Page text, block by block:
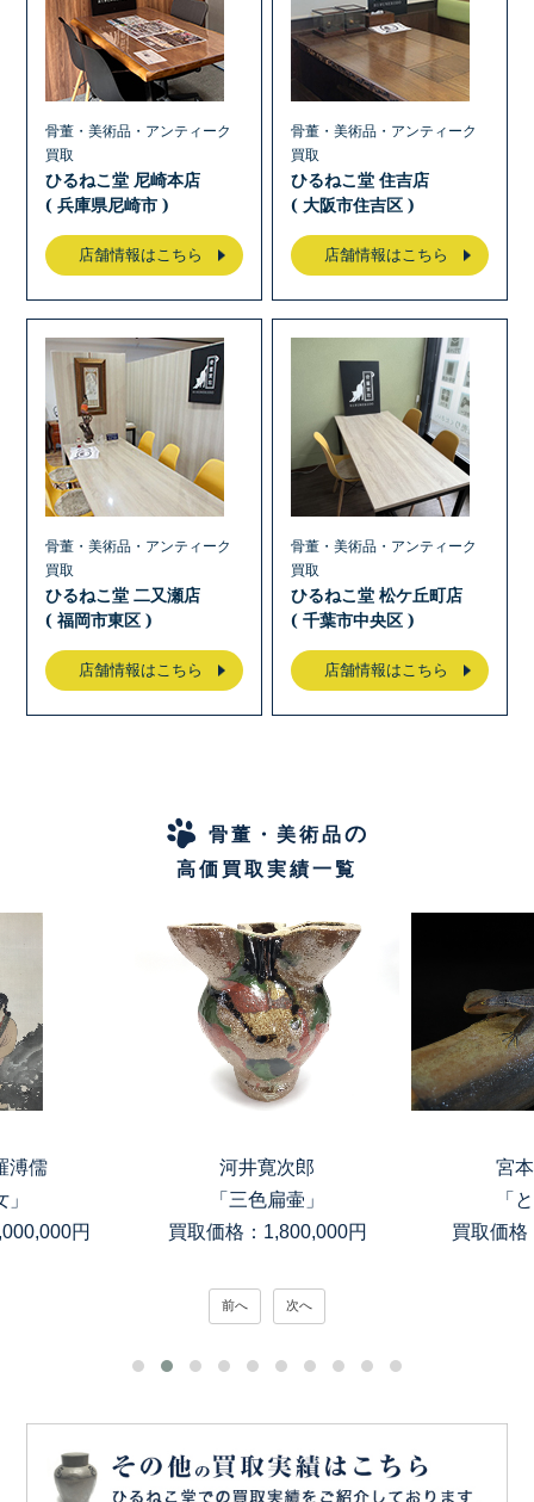
骨董・美術品・アンティーク
買取
ひるねこ堂 尼崎本店
( 兵庫県尼崎市 )
店舗情報はこちら
骨董・美術品・アンティーク
買取
ひるねこ堂 住吉店
( 大阪市住吉区 )
店舗情報はこちら
骨董・美術品・アンティーク
買取
ひるねこ堂 二又瀬店
( 福岡市東区 )
店舗情報はこちら
骨董・美術品・アンティーク
買取
ひるねこ堂 松ケ丘町店
( 千葉市中央区 )
店舗情報はこちら
骨董・美術品の
高価買取実績一覧
溥儒
円
河井寛次郎
「三色扁壷」
買取価格：1,800,000円
宮
「
買取価格
前へ 次へ